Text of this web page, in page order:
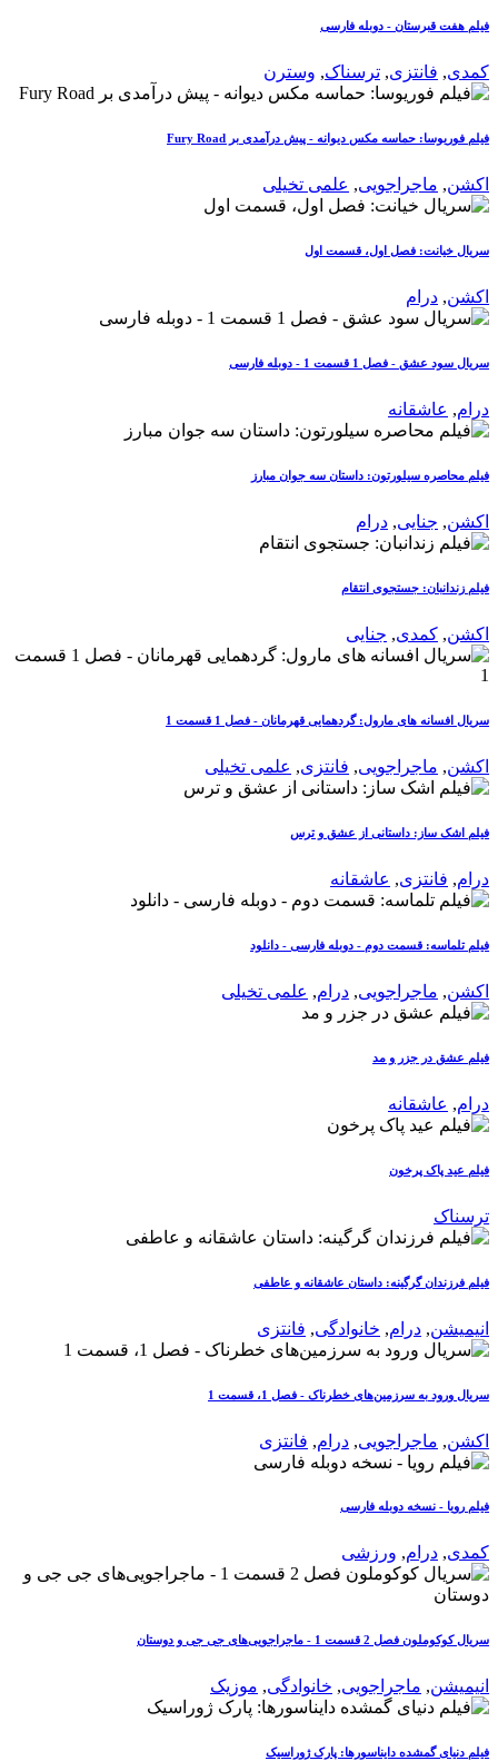
فیلم هفت قبرستان - دوبله فارسی
کمدی, فانتزی, ترسناک, وسترن
فیلم فوریوسا: حماسه مکس دیوانه - پیش درآمدی بر Fury Road
اکشن, ماجراجویی, علمی تخیلی
سریال خیانت: فصل اول، قسمت اول
اکشن, درام
سریال سود عشق - فصل 1 قسمت 1 - دوبله فارسی
درام, عاشقانه
فیلم محاصره سیلورتون: داستان سه جوان مبارز
اکشن, جنایی, درام
فیلم زندانبان: جستجوی انتقام
اکشن, کمدی, جنایی
سریال افسانه های مارول: گردهمایی قهرمانان - فصل 1 قسمت 1
اکشن, ماجراجویی, فانتزی, علمی تخیلی
فیلم اشک ساز: داستانی از عشق و ترس
درام, فانتزی, عاشقانه
فیلم تلماسه: قسمت دوم - دوبله فارسی - دانلود
اکشن, ماجراجویی, درام, علمی تخیلی
فیلم عشق در جزر و مد
درام, عاشقانه
فیلم عید پاک پرخون
ترسناک
فیلم فرزندان گرگینه: داستان عاشقانه و عاطفی
انیمیشن, درام, خانوادگی, فانتزی
سریال ورود به سرزمین‌های خطرناک - فصل 1، قسمت 1
اکشن, ماجراجویی, درام, فانتزی
فیلم رویا - نسخه دوبله فارسی
کمدی, درام, ورزشی
سریال کوکوملون فصل 2 قسمت 1 - ماجراجویی‌های جی جی و دوستان
انیمیشن, ماجراجویی, خانوادگی, موزیک
فیلم دنیای گمشده دایناسورها: پارک ژوراسیک